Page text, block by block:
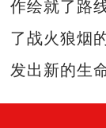
作绘就了路
了战火狼烟
发出新的生